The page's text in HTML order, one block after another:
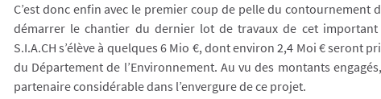
C’est donc enfin avec le premier coup de pelle du contournement
démarrer le chantier du dernier lot de travaux de cet important
S.I.A.CH s’élève à quelques 6 Mio €, dont environ 2,4 Moi € seront
du Département de l’Environnement. Au vu des montants
partenaire considérable dans l’envergure de ce projet.